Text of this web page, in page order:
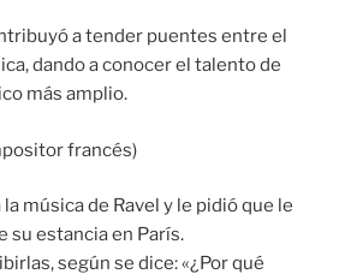
a tender puentes entre el
dando a conocer el talento de
más amplio.
francés)
música de Ravel y le pidió que le
su estancia en París.
según se dice: «¿Por qué